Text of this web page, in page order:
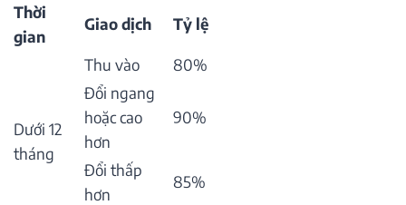
Thời
gian
Giao dịch Tỷ lệ
Dưới 12
tháng
Thu vào
80%
Đổi ngang
hoặc cao
hơn
90%
Đổi thấp
hơn
85%